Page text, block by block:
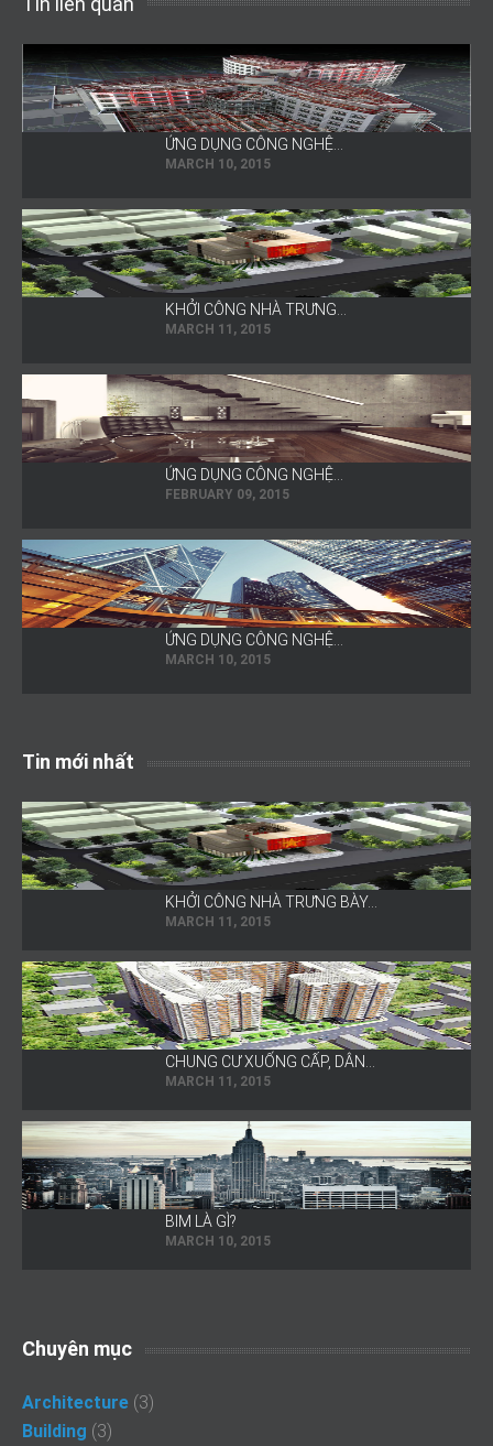
ỨNG DỤNG CÔNG NGHỆ…
MARCH 10, 2015
KHỞI CÔNG NHÀ TRƯNG…
MARCH 11, 2015
ỨNG DỤNG CÔNG NGHỆ…
FEBRUARY 09, 2015
ỨNG DỤNG CÔNG NGHỆ…
MARCH 10, 2015
Tin mới nhất
KHỞI CÔNG NHÀ TRƯNG BÀY…
MARCH 11, 2015
CHUNG CƯ XUỐNG CẤP, DÂN…
MARCH 11, 2015
BIM LÀ GÌ?
MARCH 10, 2015
Chuyên mục
Architecture (3)
Building (3)